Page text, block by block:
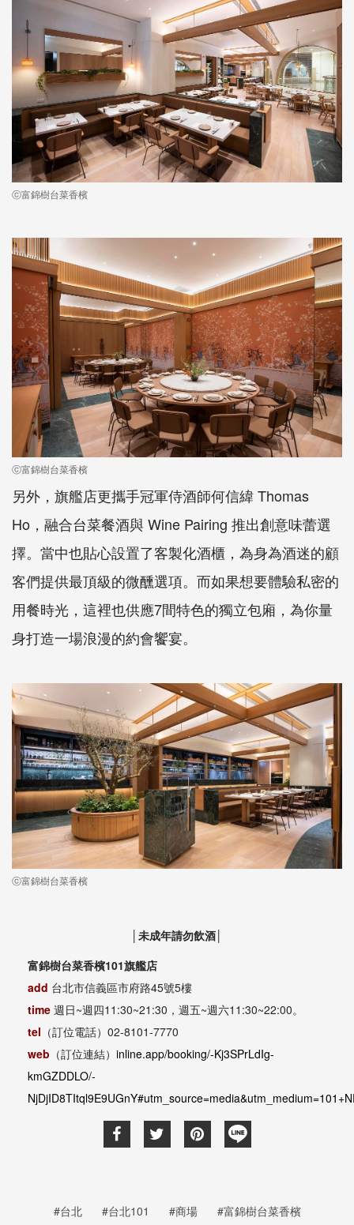
ⓒ富錦樹台菜香檳
ⓒ富錦樹台菜香檳
另外，旗艦店更攜手冠軍侍酒師何信緯 Thomas
Ho，融合台菜餐酒與 Wine Pairing 推出創意味蕾選
擇。當中也貼心設置了客製化酒櫃，為身為酒迷的顧
客們提供最頂級的微醺選項。而如果想要體驗私密的
用餐時光，這裡也供應7間特色的獨立包廂，為你量
身打造一場浪漫的約會饗宴。
ⓒ富錦樹台菜香檳
│未成年請勿飲酒│
富錦樹台菜香檳101旗艦店
add 台北市信義區市府路45號5樓
time 週日~週四11:30~21:30，週五~週六11:30~22:00。
tel （訂位電話）02-8101-7770
web （訂位連結） inline.app/booking/-Kj3SPrLdIg-
kmGZDDLO/-
#台北 #台北101 #商場 #富錦樹台菜香檳